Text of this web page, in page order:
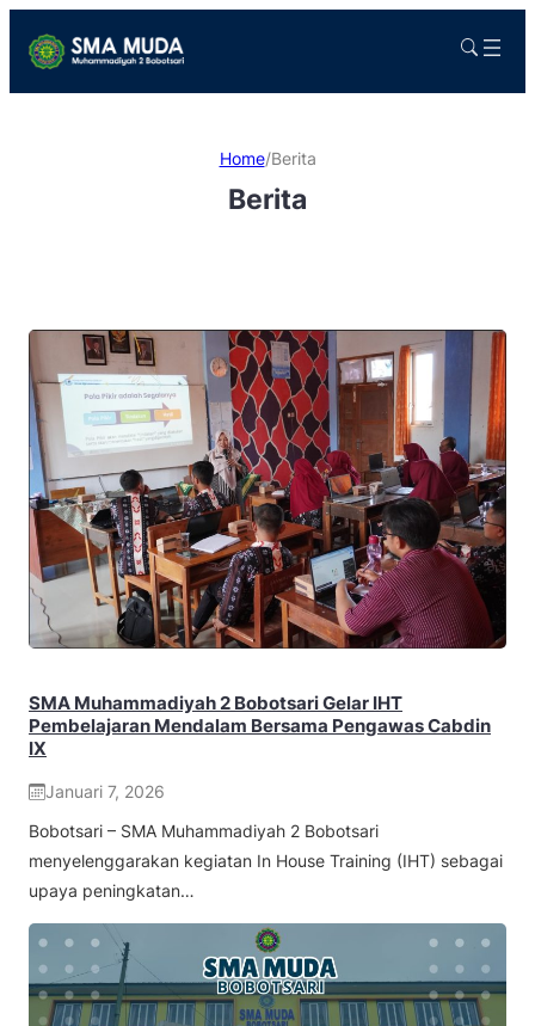
Home/Berita
Berita
SMA Muhammadiyah 2 Bobotsari Gelar IHT
Pembelajaran Mendalam Bersama Pengawas Cabdin
IX
Januari 7, 2026
Bobotsari – SMA Muhammadiyah 2 Bobotsari
menyelenggarakan kegiatan In House Training (IHT) sebagai
upaya peningkatan…